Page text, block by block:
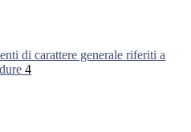
di carattere generale riferiti a
4